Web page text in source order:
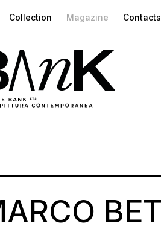
Collection Magazine Contacts